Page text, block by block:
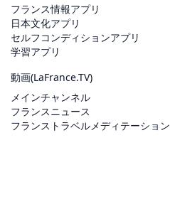
フランス情報アプリ
日本文化アプリ
セルフコンディションアプリ
学習アプリ
動画(LaFrance.TV)
メインチャンネル
フランスニュース
フランストラベルメディテーション